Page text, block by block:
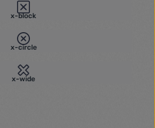
x-block
x-circle
x-wide